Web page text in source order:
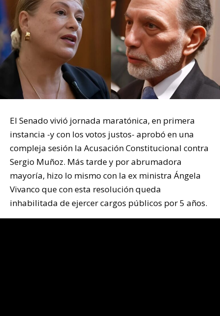
El Senado vivió jornada maratónica, en primera
instancia -y con los votos justos- aprobó en una
compleja sesión la Acusación Constitucional contra
Sergio Muñoz. Más tarde y por abrumadora
mayoría, hizo lo mismo con la ex ministra Ángela
Vivanco que con esta resolución queda
inhabilitada de ejercer cargos públicos por 5 años.